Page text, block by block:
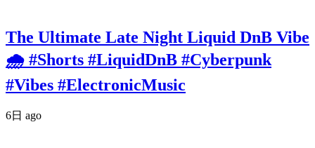
The Ultimate Late Night Liquid DnB Vibe
🌧️ #Shorts #LiquidDnB #Cyberpunk
#Vibes #ElectronicMusic
6日 ago